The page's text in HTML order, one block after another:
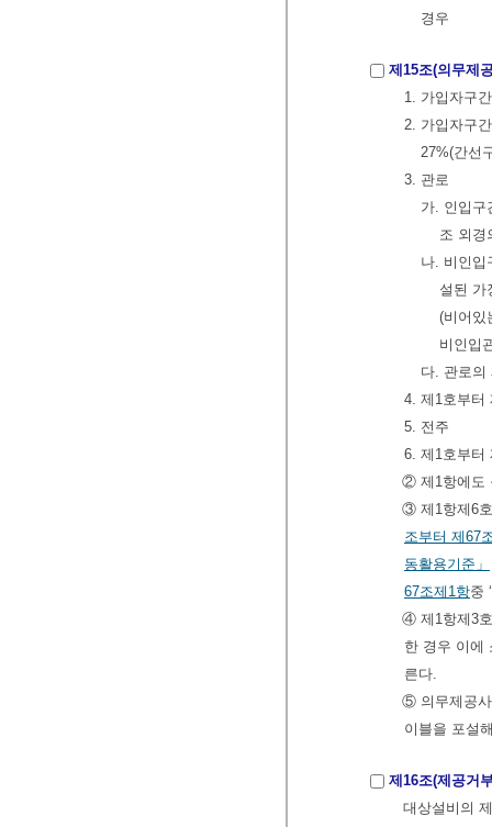
경우
제15조(의무제
1. 가입자구
2. 가입자구
27%(간선
3. 관로
가. 인입구
조 외경
나. 비인입
설된 가
(비어있
비인입
다. 관로
4. 제1호부터
5. 전주
6. 제1호부터
② 제1항에도
③ 제1항제6
조부터 제67
동활용기준」
67조제1항중
④ 제1항제3
한 경우 이에
른다.
⑤ 의무제공사
이블을 포설
제16조(제공거
대상설비의